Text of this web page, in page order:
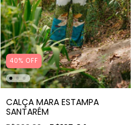
40% OFF
CALÇA MARA ESTAMPA
SANTARÉM